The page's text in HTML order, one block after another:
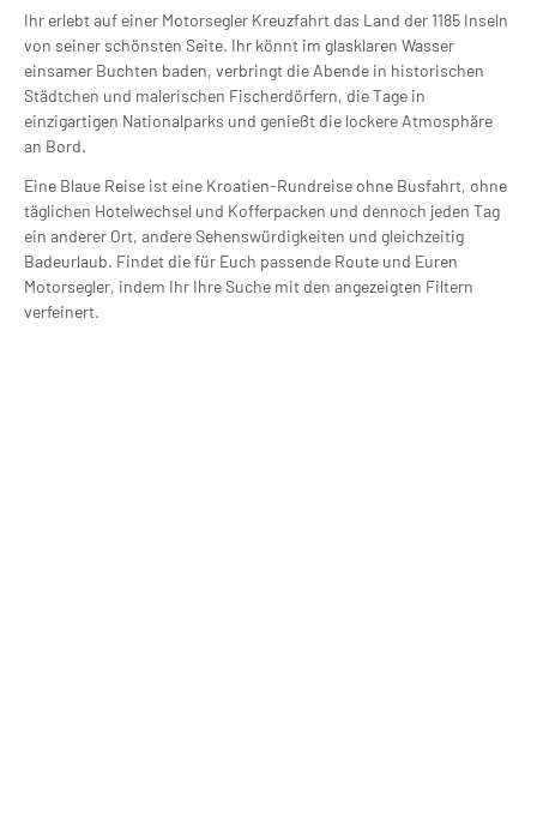
Ihr erlebt auf einer Motorsegler Kreuzfahrt das Land der 1185 Inseln
von seiner schönsten Seite. Ihr könnt im glasklaren Wasser
einsamer Buchten baden, verbringt die Abende in historischen
Städtchen und malerischen Fischerdörfern, die Tage in
einzigartigen Nationalparks und genießt die lockere Atmosphäre
an Bord.
Eine Blaue Reise ist eine Kroatien-Rundreise ohne Busfahrt, ohne
täglichen Hotelwechsel und Kofferpacken und dennoch jeden Tag
ein anderer Ort, andere Sehenswürdigkeiten und gleichzeitig
Badeurlaub. Findet die für Euch passende Route und Euren
Motorsegler, indem Ihr Ihre Suche mit den angezeigten Filtern
verfeinert.